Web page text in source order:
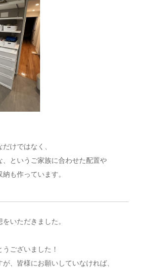
けではなく、
、というご家族に合わせた配置や
も作っています。
いただきました。
ございました！
、皆様にお願いしていなければ、